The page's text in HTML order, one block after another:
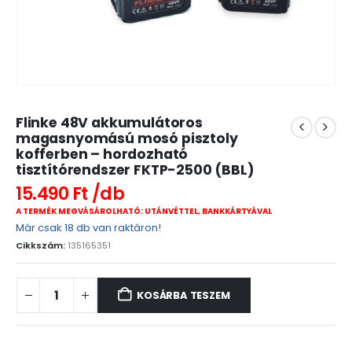
Flinke 48V akkumulátoros
magasnyomású mosó pisztoly
kofferben – hordozható
tisztítórendszer FKTP-2500 (BBL)
15.490 Ft
A TERMÉK MEGVÁSÁROLHATÓ: UTÁNVÉTTEL, BANKKÁRTYÁVAL
Már csak 18 db van raktáron!
Cikkszám: 135165351
KOSÁRBA TESZEM